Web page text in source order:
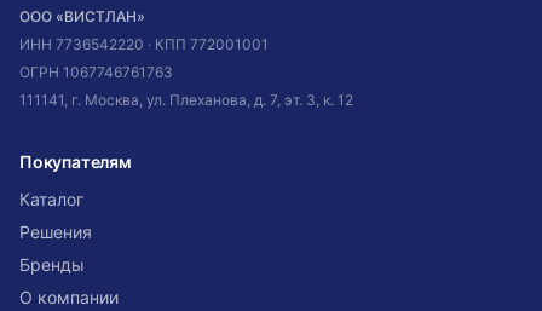
ООО «ВИСТЛАН»
ИНН 7736542220 · КПП 772001001
ОГРН 1067746761763
111141, г. Москва, ул. Плеханова, д. 7, эт. 3, к. 12
Покупателям
Каталог
Решения
Бренды
О компании